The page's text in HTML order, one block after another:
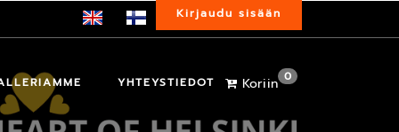
Kirjaudu sisään
YHTEYSTIEDOT Koriin0